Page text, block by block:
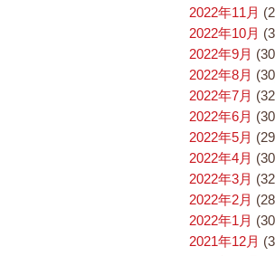
2022年11月
2022年10月
2022年9月
2022年8月
2022年7月
2022年6月
2022年5月
2022年4月
2022年3月
2022年2月
2022年1月
2021年12月